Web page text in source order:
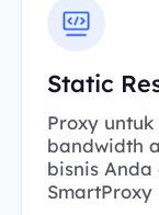
Static
Proxy
bandwidth
bisnis
SmartProxy